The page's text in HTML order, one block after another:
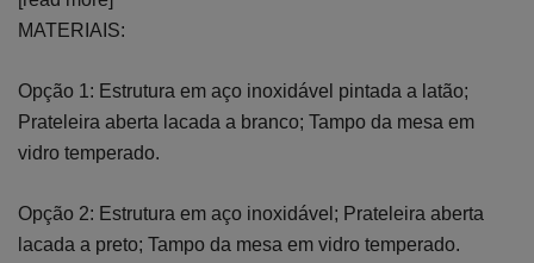
MATERIAIS:
Opção 1: Estrutura em aço inoxidável pintada a latão;
Prateleira aberta lacada a branco; Tampo da mesa em
vidro temperado.
Opção 2: Estrutura em aço inoxidável; Prateleira aberta
lacada a preto; Tampo da mesa em vidro temperado.